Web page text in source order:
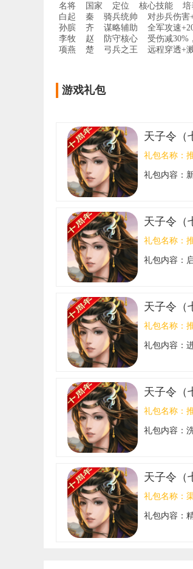
名将 国家 定位 核心技能 培
白起 秦 骑兵统帅 对步兵伤
孙膑 齐 谋略辅助 全军攻速
李牧 赵 防守核心 受伤减
项燕 楚 弓兵之王 远程穿透+
游戏礼包
天子令（
礼包名称：
礼包内容：
天子令（
礼包名称：
礼包内容：
天子令（
礼包名称：
礼包内容：
天子令（
礼包名称：
礼包内容：
天子令（
礼包名称：
礼包内容：